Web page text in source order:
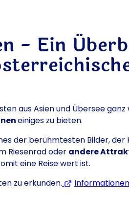
- Ein
aus Asien und Übersee ganz
einiges zu bieten.
der berühmtesten Bilder, der
Riesenrad oder andere
eine Reise wert ist.
zu erkunden.